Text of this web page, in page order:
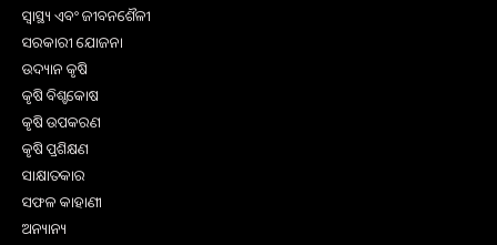
ସ୍ୱାସ୍ଥ୍ୟ ଏବଂ ଜୀବନଶୈଳୀ
ସରକାରୀ ଯୋଜନା
ଉଦ୍ୟାନ କୃଷି
କୃଷି ବିଶ୍ବକୋଷ
କୃଷି ଉପକରଣ
କୃଷି ପ୍ରଶିକ୍ଷଣ
ସାକ୍ଷାତକାର
ସଫଳ କାହାଣୀ
ଅନ୍ୟାନ୍ୟ